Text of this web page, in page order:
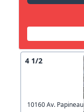
4 1/2
10160 Av. Papineau
Copier lien